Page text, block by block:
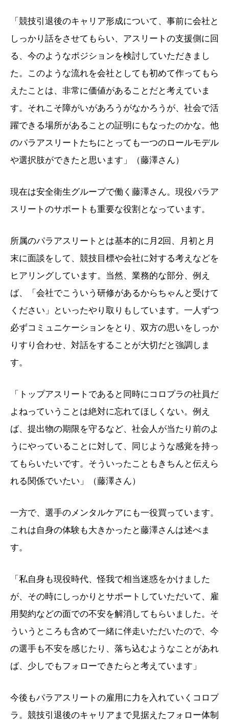
「競技引退後のキャリア形成について、事前に会社と
しっかり話をさせてもらい、アスリートの支援側に回
る、今のようなポジションを検討していただきまし
た。このような流れを会社としても初めて作ってもら
えたことは、非常に価値があることだと考えていま
す。それこそ障がいがあろうがなかろうが、社会で活
躍できる場所があることの証明にもなったのかな。他
のパラアスリートたちにとっても一つのロールモデル
や選択肢ができたと思います」（藤澤さん）
現在は安全衛生グループで働く藤澤さん。現役パラア
スリートのサポートも重要な役割となっています。
所属のパラアスリートとは基本的に月2回、月初と月
末に面談をして、競技目標や会社に対する考えなどを
ヒアリングしています。当然、業務的な部分、例え
ば、「会社でこういう研修があるからちゃんと受けて
ください」といったやり取りもしています。一人ずつ
必ずコミュニケーションをとり、双方の思いをしっか
りすり合わせ、対話をすることが大切だと強調しま
す。
「トップアスリートであると同時にコロプラの社員だ
よねっていうことは絶対に忘れてほしくない。例え
ば、提出物の期限を守るなど、社会人が当たり前のよ
うにやっていることに対して、同じような感覚を持っ
てもらいたいです。そういったこともきちんと伝えら
れる関係でいたい」（藤澤さん）
一方で、選手のメンタルケアにも一役買っています。
これは自身の体験も大きかったと藤澤さんは述べま
す。
「私自身も現役時代、怪我で相当迷惑をかけました
が、その時にしっかりとサポートしていただいて、雇
用契約などの面での不安を解消してもらいました。そ
ういうところも含めて一緒に伴走いただいたので、今
の選手も不安を感じたり、落ち込むようなことがあれ
ば、少しでもフォローできたらと考えています」
今後もパラアスリートの雇用に力を入れていくコロプ
ラ。競技引退後のキャリアまで見据えたフォロー体制